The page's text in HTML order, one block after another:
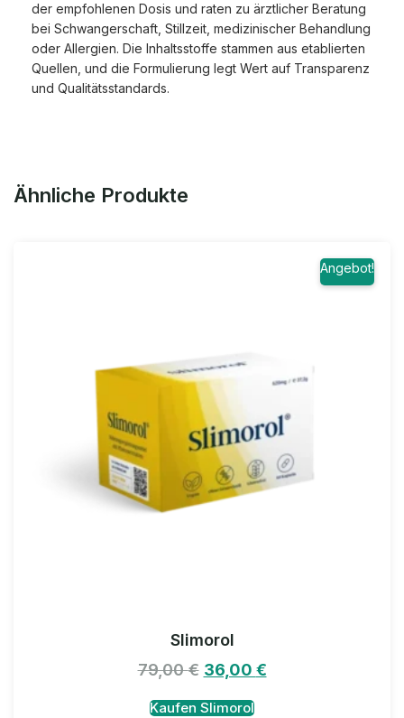
der empfohlenen Dosis und raten zu ärztlicher Beratung
bei Schwangerschaft, Stillzeit, medizinischer Behandlung
oder Allergien. Die Inhaltsstoffe stammen aus etablierten
Quellen, und die Formulierung legt Wert auf Transparenz
und Qualitätsstandards.
Ähnliche Produkte
Angebot!
Slimorol
79,00€ 36,00 €
Kaufen Slimorol